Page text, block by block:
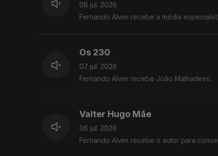
08 jul. 2026
Fernando Alvim recebe a média
Os 230
07 jul. 2026
Fernando Alvim recebe João Malhadeiro.
Valter Hugo Mãe
06 jul. 2026
Fernando Alvim recebe o autor para